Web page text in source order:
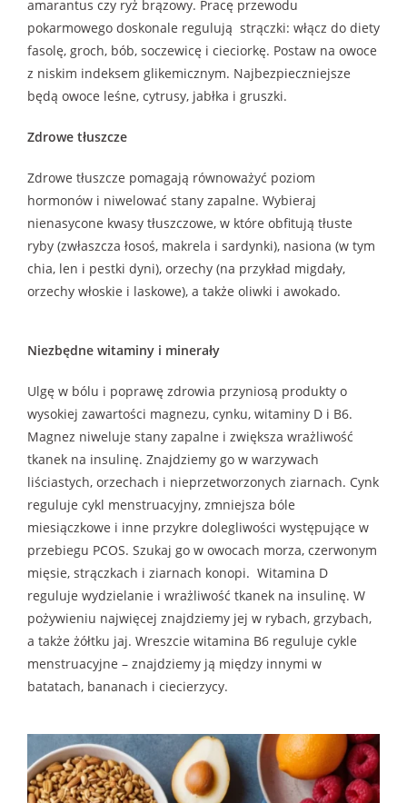
amarantus czy ryż brązowy. Pracę przewodu
pokarmowego doskonale regulują strączki: włącz do diety
fasolę, groch, bób, soczewicę i cieciorkę. Postaw na owoce
z niskim indeksem glikemicznym. Najbezpieczniejsze
będą owoce leśne, cytrusy, jabłka i gruszki.
Zdrowe tłuszcze
Zdrowe tłuszcze pomagają równoważyć poziom
hormonów i niwelować stany zapalne. Wybieraj
nienasycone kwasy tłuszczowe, w które obfitują tłuste
ryby (zwłaszcza łosoś, makrela i sardynki), nasiona (w tym
chia, len i pestki dyni), orzechy (na przykład migdały,
orzechy włoskie i laskowe), a także oliwki i awokado.
Niezbędne witaminy i minerały
Ulgę w bólu i poprawę zdrowia przyniosą produkty o
wysokiej zawartości magnezu, cynku, witaminy D i B6.
Magnez niweluje stany zapalne i zwiększa wrażliwość
tkanek na insulinę. Znajdziemy go w warzywach
liściastych, orzechach i nieprzetworzonych ziarnach. Cynk
reguluje cykl menstruacyjny, zmniejsza bóle
miesiączkowe i inne przykre dolegliwości występujące w
przebiegu PCOS. Szukaj go w owocach morza, czerwonym
mięsie, strączkach i ziarnach konopi. Witamina D
reguluje wydzielanie i wrażliwość tkanek na insulinę. W
pożywieniu najwięcej znajdziemy jej w rybach, grzybach,
a także żółtku jaj. Wreszcie witamina B6 reguluje cykle
menstruacyjne – znajdziemy ją między innymi w
batatach, bananach i ciecierzycy.